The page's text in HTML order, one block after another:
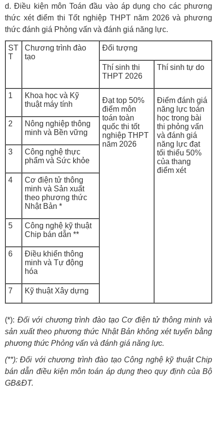
d. Điều kiện môn Toán đầu vào áp dụng cho các phương
thức xét điểm thi Tốt nghiệp THPT năm 2026 và phương
thức đánh giá Phỏng vấn và đánh giá năng lực.
ST
T
Chương trình đào
tạo
Đối tượng
Thí sinh thi
THPT 2026
Thí sinh tự do
1
Khoa học và Kỹ
thuật máy tính
Đạt top 50%
điểm môn
toán toàn
quốc thi tốt
nghiệp THPT
năm 2026
Điểm đánh giá
năng lực toán
học trong bài
thi phỏng vấn
và đánh giá
năng lực đạt
tối thiểu 50%
của thang
điểm xét
2
Nông nghiệp thông
minh và Bền vững
3
Công nghệ thực
phẩm và Sức khỏe
4
Cơ điện tử thông
minh và Sản xuất
theo phương thức
Nhật Bản *
5
Công nghệ kỹ thuật
Chip bán dẫn **
6
Điều khiển thông
minh và Tự động
hóa
7 Kỹ thuật Xây dựng
(*): Đối với chương trình đào tạo Cơ điện tử thông minh và
sản xuất theo phương thức Nhật Bản không xét tuyển bằng
phương thức Phỏng vấn và đánh giá năng lực.
(**): Đối với chương trình đào tạo Công nghệ kỹ thuật Chip
bán dẫn điều kiện môn toán áp dụng theo quy định của Bộ
GB&ĐT.